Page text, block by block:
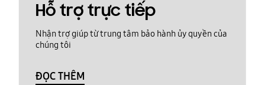
Hỗ trợ trực tiếp
Nhận trợ giúp từ trung tâm bảo hành ủy quyền của
chúng tôi
ĐỌC THÊM